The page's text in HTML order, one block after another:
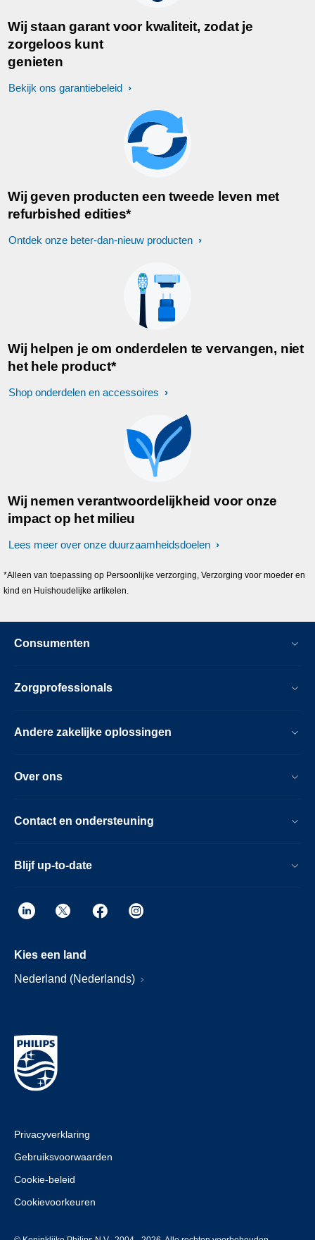
Wij staan garant voor kwaliteit, zodat je
zorgeloos kunt
genieten
Bekijk ons garantiebeleid
Wij geven producten een tweede leven met
refurbished edities*
Ontdek onze beter-dan-nieuw producten
Wij helpen je om onderdelen te vervangen, niet
het hele product*
Shop onderdelen en accessoires
Wij nemen verantwoordelijkheid voor onze
impact op het milieu
Lees meer over onze duurzaamheidsdoelen
*Alleen van toepassing op Persoonlijke verzorging, Verzorging voor moeder en
kind en Huishoudelijke artikelen.
Consumenten
Zorgprofessionals
Andere zakelijke oplossingen
Over ons
Contact en ondersteuning
Blijf up-to-date
Kies een land
Nederland (Nederlands)
Privacyverklaring
Gebruiksvoorwaarden
Cookie-beleid
Cookievoorkeuren